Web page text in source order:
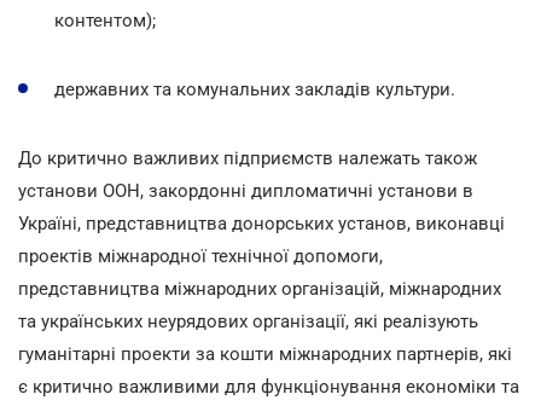
контентом);
державних та комунальних закладів культури.
До критично важливих підприємств належать також
установи ООН, закордонні дипломатичні установи в
Україні, представництва донорських установ, виконавці
проектів міжнародної технічної допомоги,
представництва міжнародних організацій, міжнародних
та українських неурядових організації, які реалізують
гуманітарні проекти за кошти міжнародних партнерів, які
є критично важливими для функціонування економіки та